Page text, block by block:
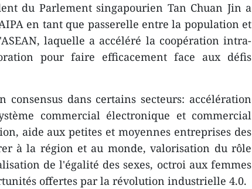
du Parlement singapourien Tan Chuan Jin a
en tant que passerelle entre la population et
laquelle a accéléré la coopération intra-
pour faire efficacement face aux défis
consensus dans certains secteurs: accélération
commercial électronique et commercial
aide aux petites et moyennes entreprises des
à la région et au monde, valorisation du rôle
de l'égalité des sexes, octroi aux femmes
offertes par la révolution industrielle 4.0.